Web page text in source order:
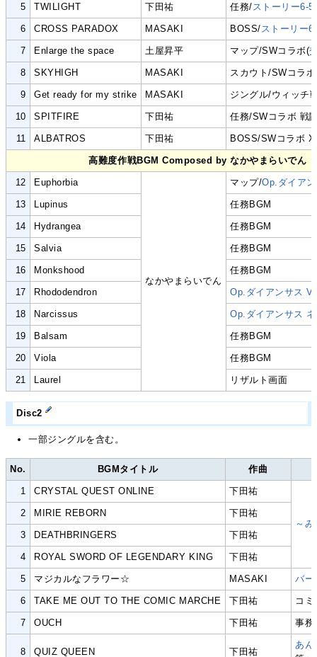
5 TWILIGHT 下田祐 任務/ ストーリー6-
6 CROSS PARADOX MASAKI BOSS/ ストーリー
7 Enlarge the space 土屋昇平 マップ/SWコラボ(
8 SKYHIGH MASAKI スカウト/SWコラ
9 Get ready for my strike MASAKI ジングル/ウィッチ
10 SPITFIRE 下田祐 任務/SWコラボ 戦
11 ALBATROS 下田祐 BOSS/SWコラボ
高難度作戦BGM Composed by なかやまらいでん
12 Euphorbia
なかやまらいでん
マップ/Op.ダイア
13 Lupinus 任務BGM
14 Hydrangea 任務BGM
15 Salvia 任務BGM
16 Monkshood 任務BGM
17 Rhododendron Op.ダイアンサス
18 Narcissus Op.ダイアンサス
19 Balsam 任務BGM
20 Viola 任務BGM
21 Laurel リザルト画面
Disc2
一部ジングルを含む。
No. BGMタイトル 作曲
1 CRYSTAL QUEST ONLINE 下田祐
～
2 MIRIE REBORN 下田祐
3 DEATHBRINGERS 下田祐
4 ROYAL SWORD OF LEGENDARY KING 下田祐
5 マジカルなフラワー☆ MASAKI バー
6 TAKE ME OUT TO THE COMIC MARCHE 下田祐 コ
7 OUCH 下田祐 事務
8 QUIZ QUEEN 下田祐
あん